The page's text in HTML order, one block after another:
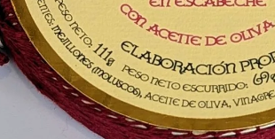
ons gevonden hebt. Ivm vakantie is
Kleverpark in Haarlem is gesloten van
173 zijn wij de hele zomer